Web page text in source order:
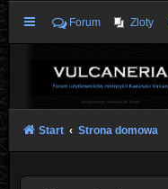
Forum Zloty
Start Strona domowa